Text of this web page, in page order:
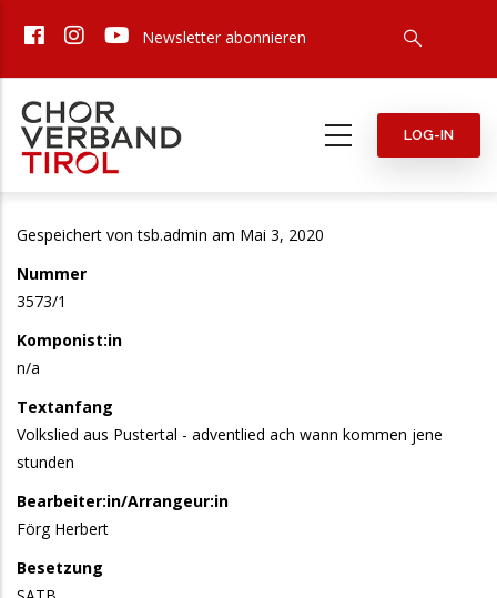
zum
Newsletter abonnieren
LOG-IN
Gespeichert vontsb.admin am Mai 3, 2020
Nummer
3573/1
Komponist:in
n/a
Textanfang
Volkslied aus Pustertal - adventlied ach wann kommen jene
stunden
Bearbeiter:in/Arrangeur:in
Förg Herbert
Besetzung